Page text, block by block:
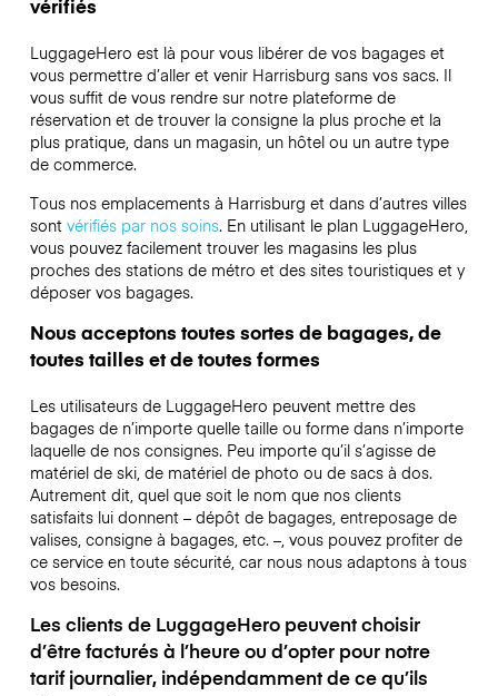
vérifiés
LuggageHero est là pour vous libérer de vos bagages et
vous permettre d’aller et venir Harrisburg sans vos sacs. Il
vous suffit de vous rendre sur notre plateforme de
réservation et de trouver la consigne la plus proche et la
plus pratique, dans un magasin, un hôtel ou un autre type
de commerce.
Tous nos emplacements à Harrisburg et dans d’autres villes
sont vérifiés par nos soins. En utilisant le plan LuggageHero,
vous pouvez facilement trouver les magasins les plus
proches des stations de métro et des sites touristiques et y
déposer vos bagages.
Nous acceptons toutes sortes de bagages, de
toutes tailles et de toutes formes
Les utilisateurs de LuggageHero peuvent mettre des
bagages de n’importe quelle taille ou forme dans n’importe
laquelle de nos consignes. Peu importe qu’il s’agisse de
matériel de ski, de matériel de photo ou de sacs à dos.
Autrement dit, quel que soit le nom que nos clients
satisfaits lui donnent – dépôt de bagages, entreposage de
valises, consigne à bagages, etc. –, vous pouvez profiter de
ce service en toute sécurité, car nous nous adaptons à tous
vos besoins.
Les clients de LuggageHero peuvent choisir
d’être facturés à l’heure ou d’opter pour notre
tarif journalier, indépendamment de ce qu’ils